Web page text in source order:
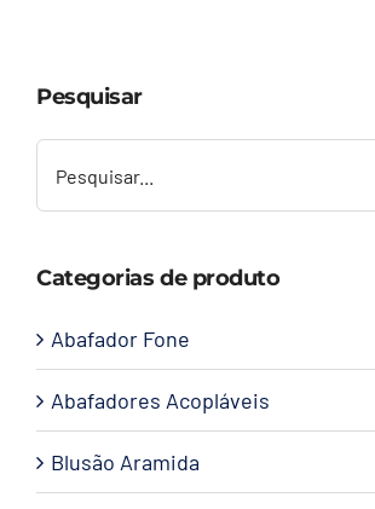
Contato
Pesquisar
Categorias de produto
Abafador Fone
Abafadores Acopláveis
Blusão Aramida